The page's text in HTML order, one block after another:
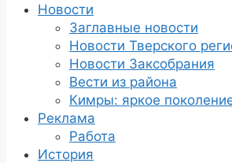
Новости
Заглавные новости
Новости Тверского
Новости Заксобрания
Вести из района
Кимры: яркое
Реклама
Работа
История